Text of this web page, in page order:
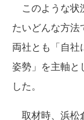
このような状
たいどんな方法
両社とも「自社
姿勢」を主軸と
した。
取材時、浜松